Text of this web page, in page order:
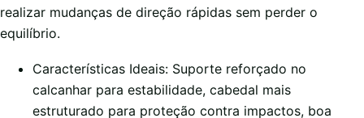
realizar mudanças de direção rápidas sem perder o
equilíbrio.
Características Ideais: Suporte reforçado no
calcanhar para estabilidade, cabedal mais
estruturado para proteção contra impactos, boa